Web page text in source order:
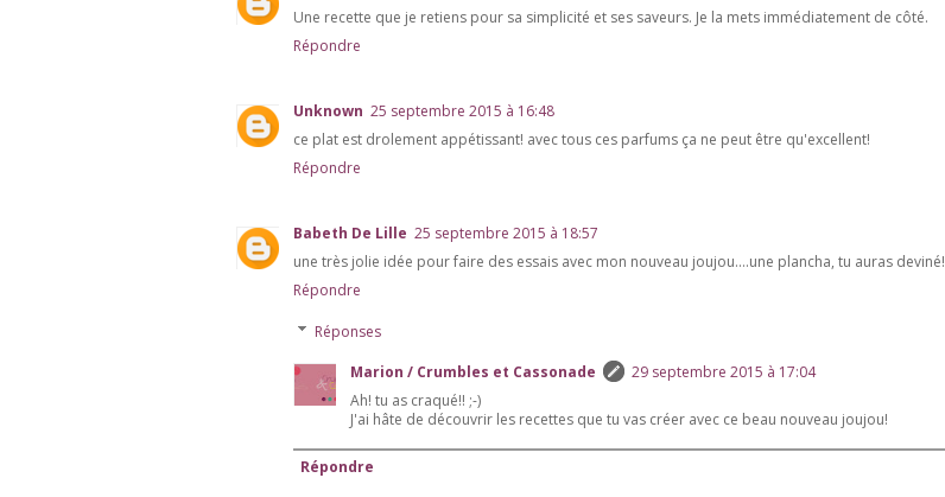
Une recette que je retiens pour sa simplicité et ses saveurs. Je la mets immédiatement de côté.
Répondre
Unknown 25 septembre 2015 à 16:48
ce plat est drolement appétissant! avec tous ces parfums ça ne peut être qu'excellent!
Répondre
Babeth De Lille 25 septembre 2015 à 18:57
une très jolie idée pour faire des essais avec mon nouveau joujou....une plancha, tu auras deviné!
Répondre
Réponses
Marion / Crumbles et Cassonade
29 septembre 2015 à 17:04
Ah! tu as craqué!! ;-)
J'ai hâte de découvrir les recettes que tu vas créer avec ce beau nouveau joujou!
Répondre